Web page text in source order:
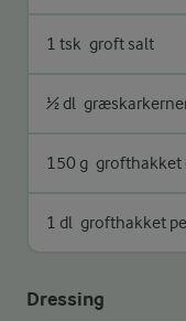
1 tsk groft salt
½ dl
150 g grofthakket
1 dl grofthakket
Dressing